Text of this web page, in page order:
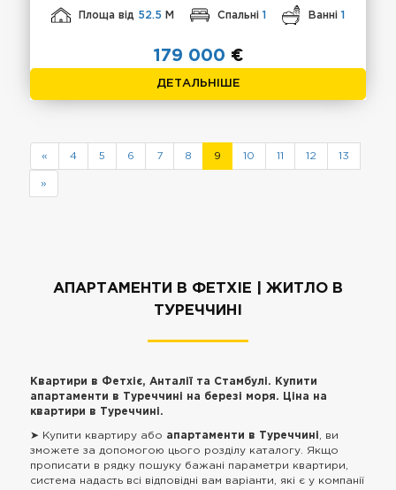
Площа від 52.5 М Спальні 1 Ванні 1
179 000 €
ДЕТАЛЬНІШЕ
« 4 5 6 7 8 9 10 11 12 13
»
АПАРТАМЕНТИ В ФЕТХІЕ | ЖИТЛО В
ТУРЕЧЧИНІ
Квартири в Фетхіє, Анталії та Стамбулі. Купити
апартаменти в Туреччині на березі моря. Ціна на
квартири в Туреччині.
➤ Купити квартиру або апартаменти в Туреччині, ви
зможете за допомогою цього розділу каталогу. Якщо
прописати в рядку пошуку бажані параметри квартири,
система надасть всі відповідні вам варіанти, які є у компанії